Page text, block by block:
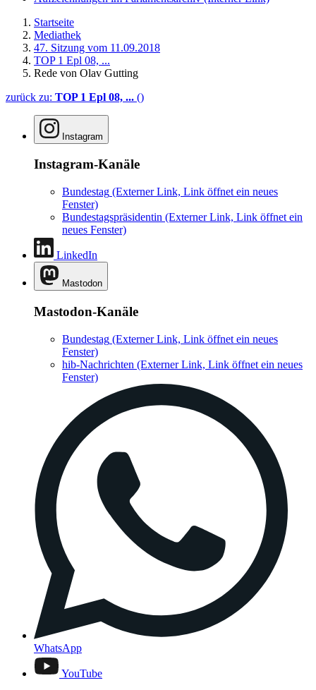
Startseite
Mediathek
47. Sitzung vom 11.09.2018
TOP 1 Epl 08, ...
Rede von Olav Gutting
zurück zu: TOP 1 Epl 08, ... ()
Instagram
Instagram-Kanäle
Bundestag (Externer Link, Link öffnet ein neues
Fenster)
Bundestagspräsidentin (Externer Link, Link öffnet ein
neues Fenster)
LinkedIn
Mastodon
Mastodon-Kanäle
Bundestag (Externer Link, Link öffnet ein neues
Fenster)
hib-Nachrichten (Externer Link, Link öffnet ein neues
Fenster)
WhatsApp
YouTube